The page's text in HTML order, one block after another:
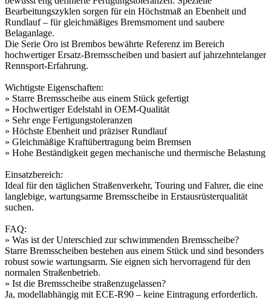
Bearbeitungszyklen sorgen für ein Höchstmaß an Ebenheit und
Rundlauf – für gleichmäßiges Bremsmoment und saubere
Belaganlage.
Die Serie Oro ist Brembos bewährte Referenz im Bereich
hochwertiger Ersatz-Bremsscheiben und basiert auf jahrzehntelanger
Rennsport-Erfahrung.
Wichtigste Eigenschaften:
» Starre Bremsscheibe aus einem Stück gefertigt
» Hochwertiger Edelstahl in OEM-Qualität
» Sehr enge Fertigungstoleranzen
» Höchste Ebenheit und präziser Rundlauf
» Gleichmäßige Kraftübertragung beim Bremsen
» Hohe Beständigkeit gegen mechanische und thermische Belastung
Einsatzbereich:
Ideal für den täglichen Straßenverkehr, Touring und Fahrer, die eine
langlebige, wartungsarme Bremsscheibe in Erstausrüsterqualität
suchen.
FAQ:
» Was ist der Unterschied zur schwimmenden Bremsscheibe?
Starre Bremsscheiben bestehen aus einem Stück und sind besonders
robust sowie wartungsarm. Sie eignen sich hervorragend für den
normalen Straßenbetrieb.
» Ist die Bremsscheibe straßenzugelassen?
Ja, modellabhängig mit ECE-R90 – keine Eintragung erforderlich.